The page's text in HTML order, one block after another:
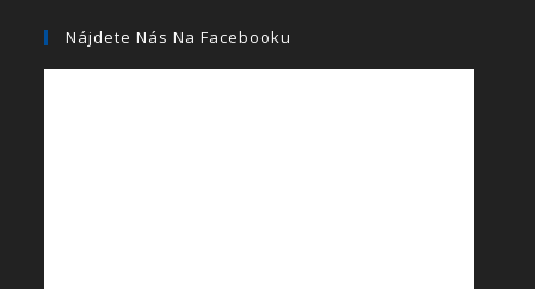
Nájdete Nás Na Facebooku